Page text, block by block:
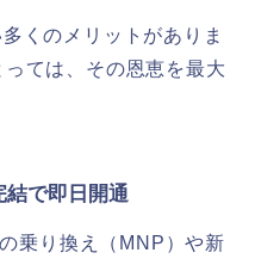
くのメリットがありま
ては、その恩恵を最大
結で即日開通
乗り換え（MNP）や新